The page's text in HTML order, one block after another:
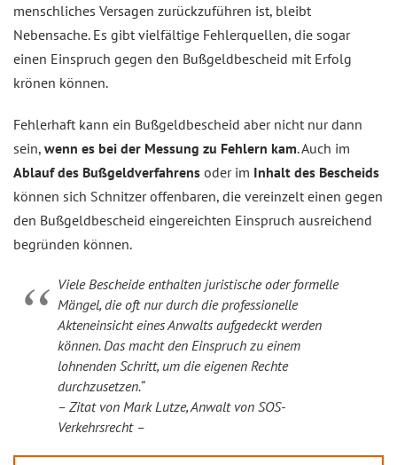
menschliches Versagen zurückzuführen ist, bleibt
Nebensache. Es gibt vielfältige Fehlerquellen, die sogar
einen Einspruch gegen den Bußgeldbescheid mit Erfolg
krönen können.
Fehlerhaft kann ein Bußgeldbescheid aber nicht nur dann
sein, wenn es bei der Messung zu Fehlern kam. Auch im
Ablauf des Bußgeldverfahrens oder im Inhalt des Bescheids
können sich Schnitzer offenbaren, die vereinzelt einen gegen
den Bußgeldbescheid eingereichten Einspruch ausreichend
begründen können.
Viele Bescheide enthalten juristische oder formelle
Mängel, die oft nur durch die professionelle
Akteneinsicht eines Anwalts aufgedeckt werden
können. Das macht den Einspruch zu einem
lohnenden Schritt, um die eigenen Rechte
durchzusetzen.“
– Zitat von Mark Lutze, Anwalt von SOS-
Verkehrsrecht –